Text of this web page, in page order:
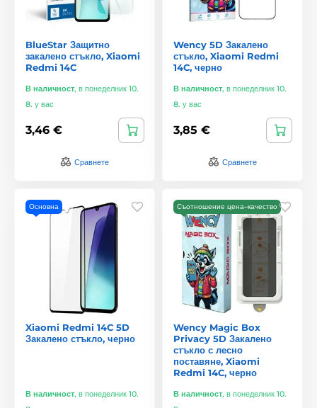
BlueStar Защитно
закалено стъкло, Xiaomi
Redmi 14C
В наличност, в понеделник 10.
8. у вас
3,46 €
Сравнете
Wency 5D Закалено
стъкло, Xiaomi Redmi
14C, черно
В наличност, в понеделник 10.
8. у вас
3,85 €
Сравнете
Основна
Xiaomi Redmi 14C 5D
Закалено стъкло, черно
В наличност, в понеделник 10.
Съотношение цена–качество
Wency Magic Box
Privacy 5D Закалено
стъкло с лесно
поставяне, Xiaomi
Redmi 14C, черно
В наличност, в понеделник 10.